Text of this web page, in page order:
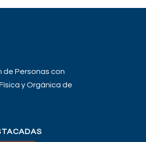
Personas con
y Orgánica de